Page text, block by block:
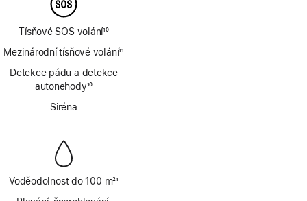
Tísňové SOS volání
Poznámka
10
Mezinárodní tísňové volání11
Detekce pádu a detekce
autonehody10
Siréna
Voděodolnost do 100 m
Poznámka
21